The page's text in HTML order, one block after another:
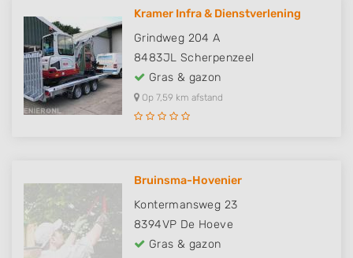
Kramer Infra & Dienstverlening
Grindweg 204 A
8483JL Scherpenzeel
Gras & gazon
Op 7,59 km afstand
Bruinsma-Hovenier
Kontermansweg 23
8394VP De Hoeve
Gras & gazon